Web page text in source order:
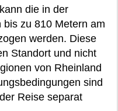
die in der
zu 810 Metern am
werden. Diese
Standort und nicht
von Rheinland
sind
Reise separat